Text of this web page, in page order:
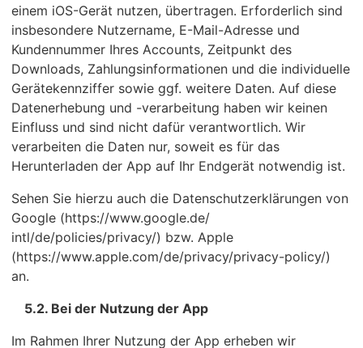
einem iOS-Gerät nutzen, übertragen. Erforderlich sind
insbesondere Nutzername, E-Mail-Adresse und
Kundennummer Ihres Accounts, Zeitpunkt des
Downloads, Zahlungsinformationen und die individuelle
Gerätekennziffer sowie ggf. weitere Daten. Auf diese
Datenerhebung und -verarbeitung haben wir keinen
Einfluss und sind nicht dafür verantwortlich. Wir
verarbeiten die Daten nur, soweit es für das
Herunterladen der App auf Ihr Endgerät notwendig ist.
Sehen Sie hierzu auch die Datenschutzerklärungen von
Google (https://www.google.de/
intl/de/policies/privacy/) bzw. Apple
(https://www.apple.com/de/privacy/privacy-policy/)
an.
5.2. Bei der Nutzung der App
Im Rahmen Ihrer Nutzung der App erheben wir